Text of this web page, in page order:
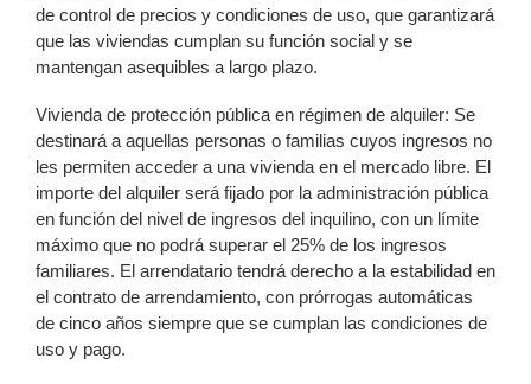
de control de precios y condiciones de uso, que garantizará
que las viviendas cumplan su función social y se
mantengan asequibles a largo plazo.
Vivienda de protección pública en régimen de alquiler: Se
destinará a aquellas personas o familias cuyos ingresos no
les permiten acceder a una vivienda en el mercado libre. El
importe del alquiler será fijado por la administración pública
en función del nivel de ingresos del inquilino, con un límite
máximo que no podrá superar el 25% de los ingresos
familiares. El arrendatario tendrá derecho a la estabilidad en
el contrato de arrendamiento, con prórrogas automáticas
de cinco años siempre que se cumplan las condiciones de
uso y pago.